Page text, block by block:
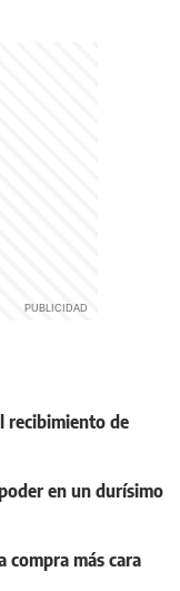
recibimiento de
en un durísimo
compra más cara